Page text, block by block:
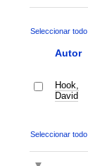
Seleccionar todo
Autor
Hook,
David
Seleccionar todo